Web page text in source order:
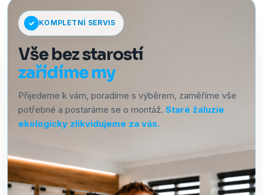
KOMPLETNÍ SERVIS
Vše bez starostí
zařídíme my
Přijedeme k vám, poradíme s výběrem, zaměříme vše
potřebné a postaráme se o montáž. Staré žaluzie
ekologicky zlikvidujeme za vás.